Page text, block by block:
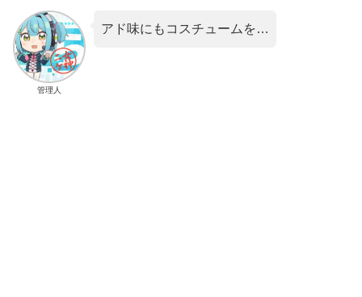
管理人
アド味にもコスチュームを…